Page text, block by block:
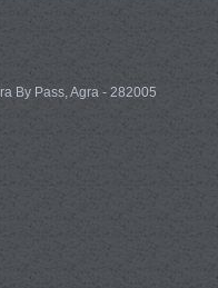
By Pass, Agra - 282005